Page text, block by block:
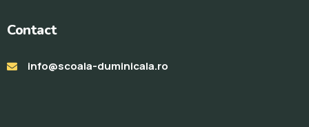
Contact
info@scoala-duminicala.ro